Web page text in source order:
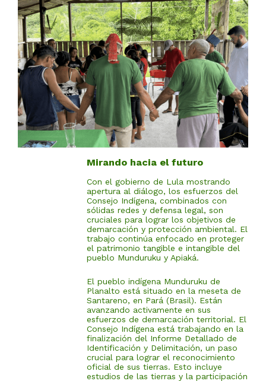
Mirando hacia el futuro
Con el gobierno de Lula mostrando
apertura al diálogo, los esfuerzos del
Consejo Indígena, combinados con
sólidas redes y defensa legal, son
cruciales para lograr los objetivos de
demarcación y protección ambiental. El
trabajo continúa enfocado en proteger
el patrimonio tangible e intangible del
pueblo Munduruku y Apiaká.
El pueblo indígena Munduruku de
Planalto está situado en la meseta de
Santareno, en Pará (Brasil). Están
avanzando activamente en sus
esfuerzos de demarcación territorial. El
Consejo Indígena está trabajando en la
finalización del Informe Detallado de
Identificación y Delimitación, un paso
crucial para lograr el reconocimiento
oficial de sus tierras. Esto incluye
estudios de las tierras y la participación